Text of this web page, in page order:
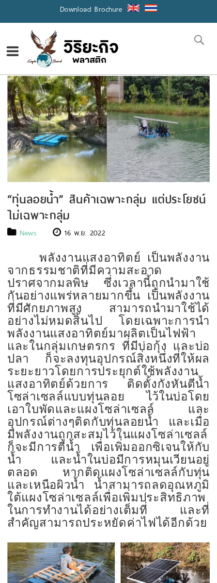
Skip
to
Download Brochure
“ทุ่นลอยน้ำ” สินค้าเฉพาะกลุ่ม แต่ประโยชน์
ไม่เฉพาะกลุ่ม
News 16 พ.ย. 2022
พลังงานแสงอาทิตย์ เป็นพลังงาน
จากธรรมชาติที่มีความสะอาด
ปราศจากมลพิษ ซึ่งเวลานี้ถูกนำมาใช้
กันอย่างแพร่หลายมากขึ้น เป็นพลังงาน
ที่มีศักยภาพสูง สามารถนำมาใช้ได้
อย่างไม่หมดสิ้นไป โดยเฉพาะการนำ
พลังงานแสงอาทิตย์มาผลิตเป็นไฟฟ้า
และในกลุ่มเกษตรกร ที่มีบ่อกุ้ง และบ่อ
ปลา ก็จะลงทุนอุปกรณ์สิ่งหนึ่งที่ให้ผล
ระยะยาวโดยการประยุกต์ใช้พลังงาน
แสงอาทิตย์ด้วยการ ติดตั้งกังหันตีน้ำ
โซล่าเซลล์แบบทุ่นลอย ไว้ในบ่อโดย
เอาใบพัดและแผงโซล่าเซลล์ และ
อุปกรณ์ต่างๆติดกับทุ่นลอยน้ำ และเมื่อ
มีพลังงานถูกสะสมไว้ในแผงโซล่าเซลล์
ก็จะมีการตีน้ำ เพื่อเพิ่มออกซิเจนให้กับ
น้ำ และน้ำในบ่อมีการหมุนเวียนอยู่
ตลอด หากติดแผงโซล่าเซลล์กับทุ่น
และเหนือผิวน้ำ น้ำสามารถลดอุณหภูมิ
ใต้แผงโซล่าเซลล์เพื่อเพิ่มประสิทธิภาพ
ในการทำงานได้อย่างเต็มที่ และที่
สำคัญสามารถประหยัดค่าไฟได้อีกด้วย